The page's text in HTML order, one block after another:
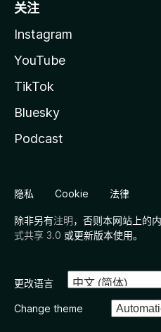
关注
Instagram
YouTube
TikTok
Bluesky
Podcast
隐私 Cookie 法律
除非另有注明，否则本网站上的
式共享 3.0 或更新版本使用。
更改语言
Change theme